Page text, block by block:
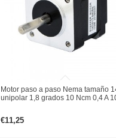
Motor paso a paso Nema tamaño
unipolar 1,8 grados 10 Ncm 0,4 A
€11,25